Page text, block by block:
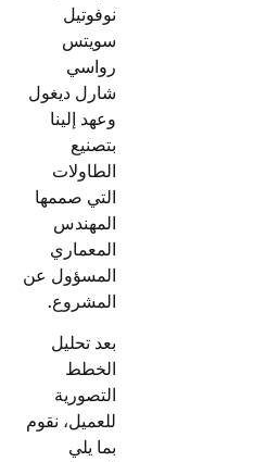
نوفوتيل
سويتس
رواسي
شارل ديغول
وعهد إلينا
بتصنيع
الطاولات
التي صممها
المهندس
المعماري
المسؤول عن
المشروع.
بعد تحليل
الخطط
التصورية
للعميل، نقوم
بما يلي